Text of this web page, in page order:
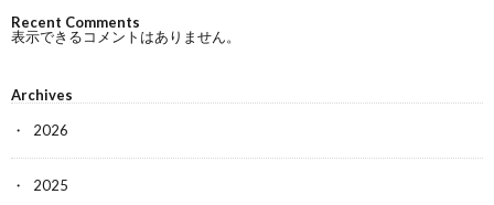
Recent Comments
表示できるコメントはありません。
Archives
2026
2025